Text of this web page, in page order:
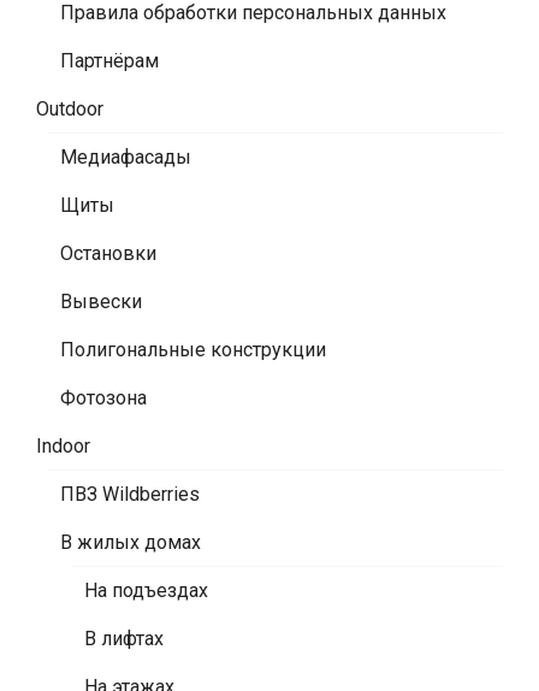
Правила обработки персональных данных
Партнёрам
Outdoor
Медиафасады
Щиты
Остановки
Вывески
Полигональные конструкции
Фотозона
Indoor
ПВЗ Wildberries
В жилых домах
На подъездах
В лифтах